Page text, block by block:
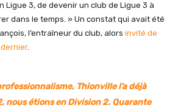
Ligue 3, de devenir un club de Ligue 3 à
dans le temps. » Un constat qui avait été
l’entraîneur du club, alors invité de
.
Thionville l’a déjà
nous étions en Division 2. Quarante